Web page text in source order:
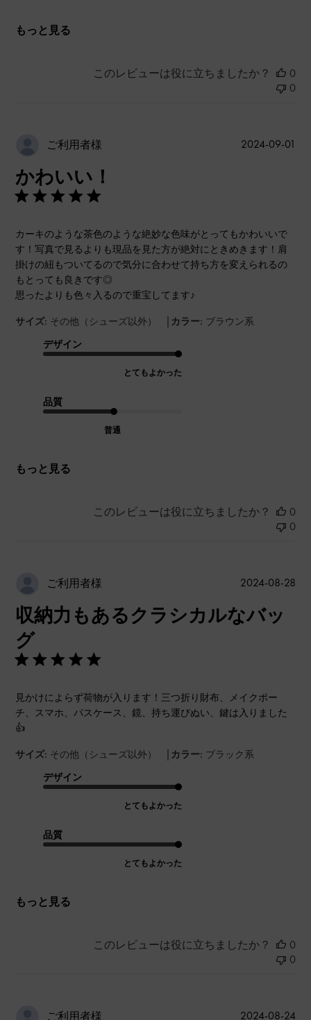
もっと見る
このレビューは役に立ちましたか？
0
0
ご利用者様
かわいい！
カーキのような茶色のような絶妙な色味がとってもかわいいで
す！写真で見るよりも現品を見た方が絶対にときめきます！肩
掛けの紐もついてるので気分に合わせて持ち方を変えられるの
もとっても良きです◎
思ったよりも色々入るので重宝してます♪
サイズ: その他（シューズ以外） | カラー: ブラウン系
デザイン
とてもよかった
品質
普通
もっと見る
2024-09-01
このレビューは役に立ちましたか？
0
0
ご利用者様
収納力もあるクラシカルなバッ
グ
見かけによらず荷物が入ります！三つ折り財布、メイクポー
チ、スマホ、パスケース、鏡、持ち運びぬい、鍵は入りました
👍
サイズ: その他（シューズ以外） | カラー: ブラック系
デザイン
とてもよかった
品質
とてもよかった
もっと見る
公
2024-08-28
このレビューは役に立ちましたか？
0
0
ご利用者様 公
2024-08-24